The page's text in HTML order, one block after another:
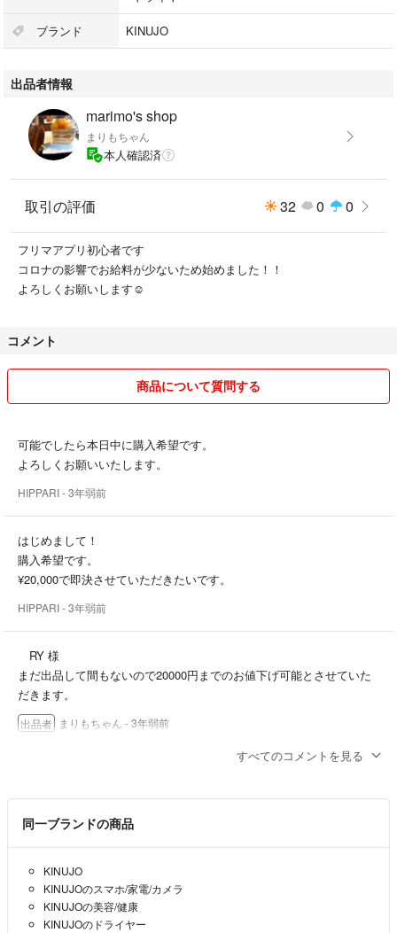
#美容/健康
#ドライヤー
ブランド KINUJO
出品者情報
marimo's shop
まりもちゃん
本人確認済
取引の評価 32 0 0
フリマアプリ初心者です
コロナの影響でお給料が少ないため始めました！！
よろしくお願いします☺️
コメント
商品について質問する
可能でしたら本日中に購入希望です。
よろしくお願いいたします。
HIPPARI- 3年弱前
はじめまして！
購入希望です。
¥20,000で即決させていただきたいです。
HIPPARI- 3年弱前
RY 様
まだ出品して間もないので20000円までのお値下げ可能とさせていた
だきます。
出品者 まりもちゃん - 3年弱前
RY - 3年弱前
お返事ありがとうございます。その時あったクーポンを使いたかった
ので、もう少し検討させてください。
y-mi - 3年弱前
すべてのコメントを見る
同一ブランドの商品
KINUJO
KINUJOのスマホ/家電/カメラ
KINUJOの美容/健康
KINUJOのドライヤー